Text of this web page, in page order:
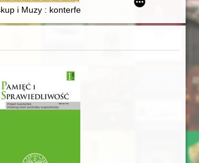
w drugiej połowie XIX i początkach XX wieku
i Muzy : konterfekty Filipa Padniewskiego w